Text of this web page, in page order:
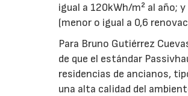
igual a 120kWh/m² al año;
(menor o igual a 0,6
Para Bruno Gutiérrez
de que el estándar
residencias de ancianos,
una alta calidad del